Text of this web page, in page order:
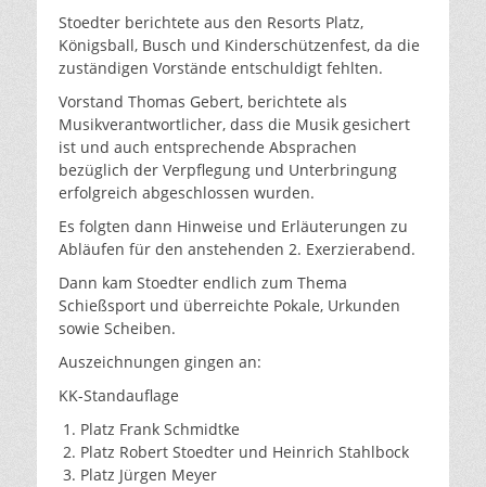
Stoedter berichtete aus den Resorts Platz,
Königsball, Busch und Kinderschützenfest, da die
zuständigen Vorstände entschuldigt fehlten.
Vorstand Thomas Gebert, berichtete als
Musikverantwortlicher, dass die Musik gesichert
ist und auch entsprechende Absprachen
bezüglich der Verpflegung und Unterbringung
erfolgreich abgeschlossen wurden.
Es folgten dann Hinweise und Erläuterungen zu
Abläufen für den anstehenden 2. Exerzierabend.
Dann kam Stoedter endlich zum Thema
Schießsport und überreichte Pokale, Urkunden
sowie Scheiben.
Auszeichnungen gingen an:
KK-Standauflage
Platz Frank Schmidtke
Platz Robert Stoedter und Heinrich Stahlbock
Platz Jürgen Meyer